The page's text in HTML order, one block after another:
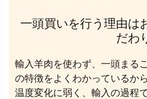
一頭買いを行う理由は
だわ
輸入羊肉を使わず、一頭まる
の特徴をよくわかっているか
温度変化に弱く、輸入の過程